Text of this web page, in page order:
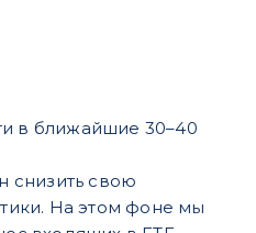
в ближайшие 30–40
снизить свою
На этом фоне мы